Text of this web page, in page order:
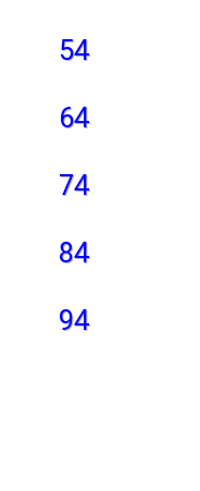
54
64
74
84
94